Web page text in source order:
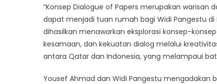
“Konsep Dialogue of Papers merupakan
dapat menjadi tuan rumah bagi Widi Pangestu
dihasilkan menawarkan eksplorasi konsep-
kesamaan, dan kekuatan dialog melalui
antara Qatar dan Indonesia, yang melampaui
Yousef Ahmad dan Widi Pangestu mengadakan